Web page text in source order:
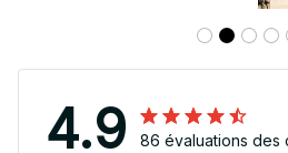
4.9 86 évaluations des